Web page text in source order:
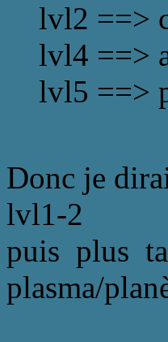
lvl2 ==>
lvl4 ==>
lvl5 ==>
Donc je
lvl1-2
puis plus
plasma/